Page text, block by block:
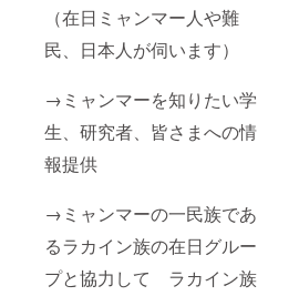
（在日ミャンマー人や難
民、日本人が伺います）
→ミャンマーを知りたい学
生、研究者、皆さまへの情
報提供
→ミャンマーの一民族であ
るラカイン族の在日グルー
プと協力して ラカイン族